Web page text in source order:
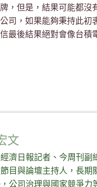
，但是，結果可能都沒
司，如果能夠秉持此初
最後結果絕對會像台積
文
濟日報記者、今周刊副
目與論壇主持人，長期
公司治理與國家競爭力